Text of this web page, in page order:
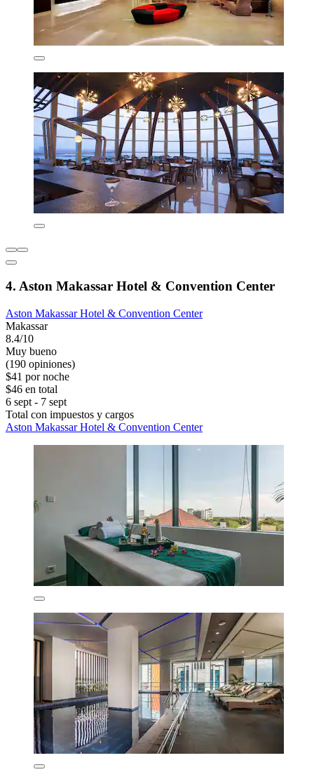
4. Aston Makassar Hotel & Convention Center
Aston Makassar Hotel & Convention Center
Makassar
8.4/10
Muy bueno
(190 opiniones)
$41 por noche
$46 en total
6 sept - 7 sept
Total con impuestos y cargos
Aston Makassar Hotel & Convention Center